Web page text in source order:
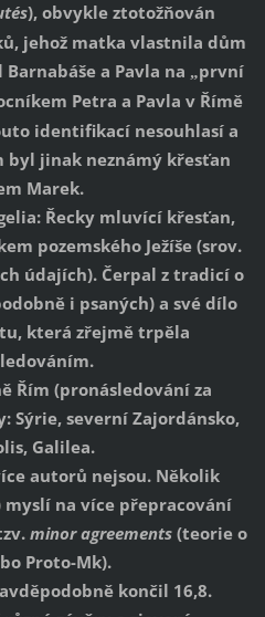
), obvykle ztotožňován
jehož matka vlastnila dům
a Pavla na „první
Petra a Pavla v Římě
identifikací nesouhlasí a
byl jinak neznámý křesťan
Marek.
Řecky mluvící křesťan,
pozemského Ježíše (srov.
údajích). Čerpal z tradicí o
i psaných) a své dílo
která zřejmě trpěla
Řím (pronásledování za
Sýrie, severní Zajordánsko,
Galilea.
autorů nejsou. Několik
myslí na více přepracování
minor agreements(teorie o
Proto-Mk).
končil 16,8.